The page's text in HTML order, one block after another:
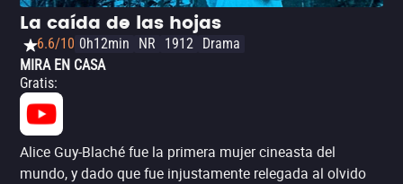
potente misterio de unos 15 minutos de duración, pero de
una influencia que puede sentirse incluso hoy y que
pocos cineastas han podido igualar.
La caída de las hojas
6.6/10 0h12min NR 1912 Drama
MIRA EN CASA
Gratis:
Alice Guy-Blaché fue la primera mujer cineasta del
mundo, y dado que fue injustamente relegada al olvido